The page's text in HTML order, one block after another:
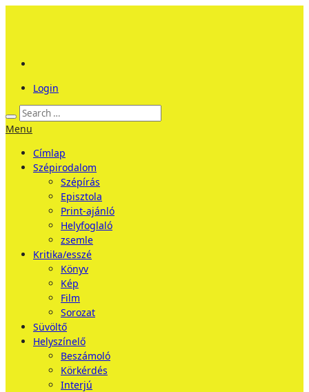
Login
Menu
Címlap
Szépirodalom
Szépírás
Episztola
Print-ajánló
Helyfoglaló
zsemle
Kritika/esszé
Könyv
Kép
Film
Sorozat
Süvöltő
Helyszínelő
Beszámoló
Körkérdés
Interjú